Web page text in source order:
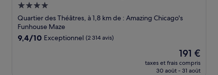
Hébergement
4.0 étoiles
Quartier des Théâtres, à 1,8 km de : Amazing Chicago's
Funhouse Maze
9.4
9,4/10 Exceptionnel (2 314 avis)
Le
nouveau
prix
191 €
taxes et frais compris
30 août - 31 août